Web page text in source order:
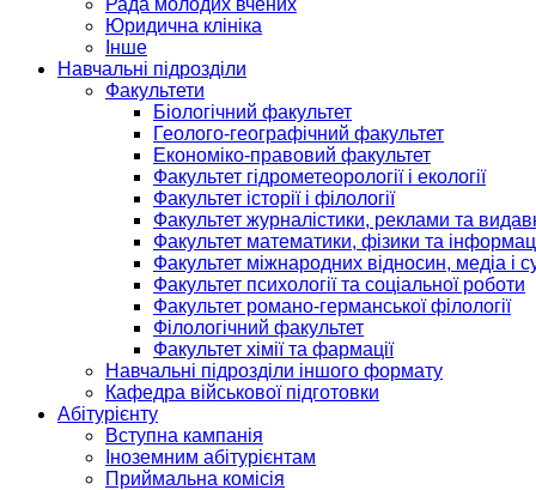
Рада молодих вчених
Юридична клініка
Інше
Навчальні підрозділи
Факультети
Біологічний факультет
Геолого-географічний факультет
Економіко-правовий факультет
Факультет гідрометеорології і екології
Факультет історії і філології
Факультет журналістики, реклами та
Факультет математики, фізики та
Факультет міжнародних відносин, медіа і
Факультет психології та соціальної роботи
Факультет романо-германської філології
Філологічний факультет
Факультет хімії та фармації
Навчальні підрозділи іншого формату
Кафедра військової підготовки
Абітурієнту
Вступна кампанія
Іноземним абітурієнтам
Приймальна комісія